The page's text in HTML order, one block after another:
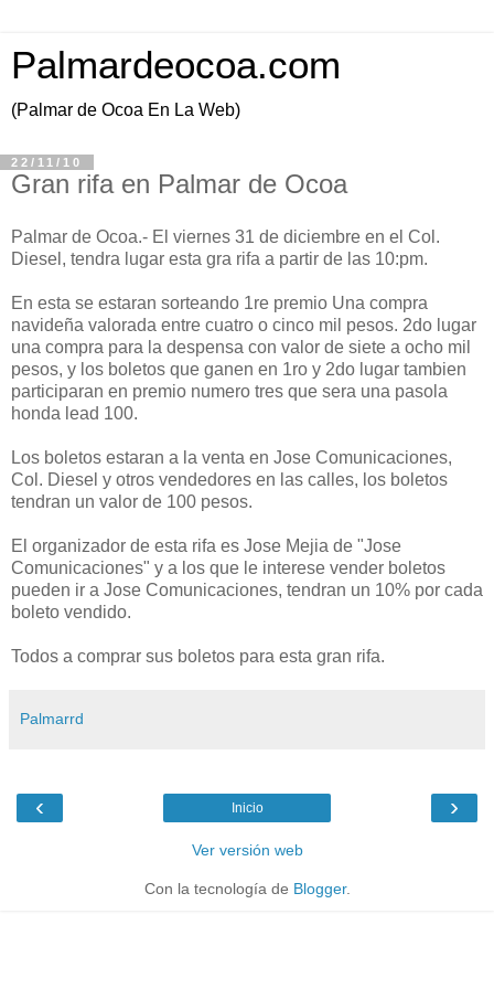
Palmardeocoa.com
(Palmar de Ocoa En La Web)
22/11/10
Gran rifa en Palmar de Ocoa
Palmar de Ocoa.- El viernes 31 de diciembre en el Col.
Diesel, tendra lugar esta gra rifa a partir de las 10:pm.
En esta se estaran sorteando 1re premio Una compra
navideña valorada entre cuatro o cinco mil pesos. 2do lugar
una compra para la despensa con valor de siete a ocho mil
pesos, y los boletos que ganen en 1ro y 2do lugar tambien
participaran en premio numero tres que sera una pasola
honda lead 100.
Los boletos estaran a la venta en Jose Comunicaciones,
Col. Diesel y otros vendedores en las calles, los boletos
tendran un valor de 100 pesos.
El organizador de esta rifa es Jose Mejia de "Jose
Comunicaciones" y a los que le interese vender boletos
pueden ir a Jose Comunicaciones, tendran un 10% por cada
boleto vendido.
Todos a comprar sus boletos para esta gran rifa.
Palmarrd
‹ ›
Inicio
Ver versión web
Con la tecnología de Blogger.